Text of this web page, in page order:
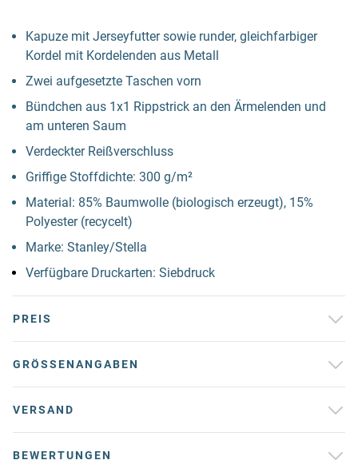
Kapuze mit Jerseyfutter sowie runder, gleichfarbiger
Kordel mit Kordelenden aus Metall
Zwei aufgesetzte Taschen vorn
Bündchen aus 1x1 Rippstrick an den Ärmelenden und
am unteren Saum
Verdeckter Reißverschluss
Griffige Stoffdichte: 300 g/m²
Material: 85% Baumwolle (biologisch erzeugt), 15%
Polyester (recycelt)
Marke: Stanley/Stella
Verfügbare Druckarten: Siebdruck
PREIS
GRÖSSENANGABEN
VERSAND
BEWERTUNGEN